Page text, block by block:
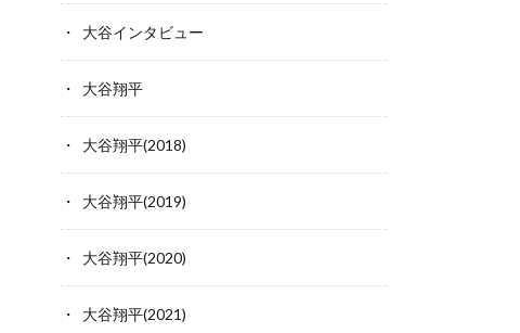
大谷インタビュー
大谷翔平
大谷翔平(2018)
大谷翔平(2019)
大谷翔平(2020)
大谷翔平(2021)